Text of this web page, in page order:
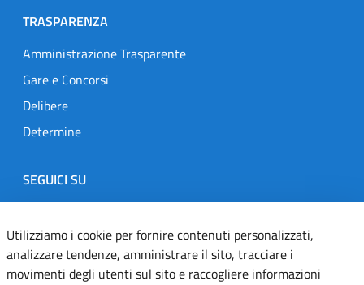
TRASPARENZA
Amministrazione Trasparente
Gare e Concorsi
Delibere
Determine
SEGUICI SU
Designers Italia
TwitterInstagramYoutubeLinkedin
Utilizziamo i cookie per fornire contenuti personalizzati,
analizzare tendenze, amministrare il sito, tracciare i
movimenti degli utenti sul sito e raccogliere informazioni